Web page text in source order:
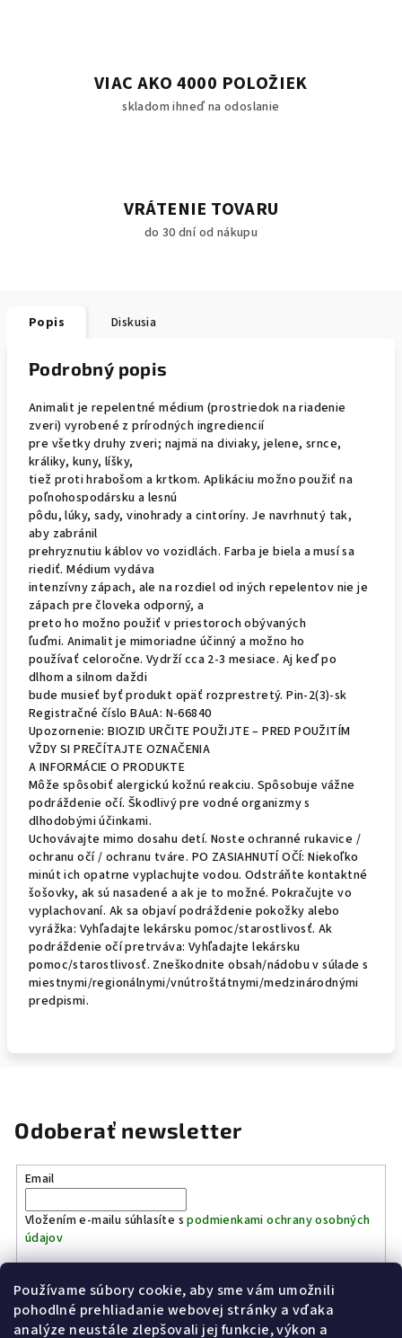
Používame súbory cookie, aby sme vám umožnili
pohodlné prehliadanie webovej stránky a vďaka
analýze neustále zlepšovali jej funkcie, výkon a
VIAC AKO 4000 POLOŽIEK
skladom ihneď na odoslanie
VRÁTENIE TOVARU
do 30 dní od nákupu
Popis Diskusia
Podrobný popis
Animalit je repelentné médium (prostriedok na riadenie
zveri) vyrobené z prírodných ingrediencií
pre všetky druhy zveri; najmä na diviaky, jelene, srnce,
králiky, kuny, líšky,
tiež proti hrabošom a krtkom. Aplikáciu možno použiť na
poľnohospodársku a lesnú
pôdu, lúky, sady, vinohrady a cintoríny. Je navrhnutý tak,
aby zabránil
prehryznutiu káblov vo vozidlách. Farba je biela a musí sa
riediť. Médium vydáva
intenzívny zápach, ale na rozdiel od iných repelentov nie je
zápach pre človeka odporný, a
preto ho možno použiť v priestoroch obývaných
ľuďmi. Animalit je mimoriadne účinný a možno ho
používať celoročne. Vydrží cca 2-3 mesiace. Aj keď po
dlhom a silnom daždi
bude musieť byť produkt opäť rozprestretý. Pin-2(3)-sk
Registračné číslo BAuA: N-66840
Upozornenie: BIOZID URČITE POUŽIJTE – PRED POUŽITÍM
VŽDY SI PREČÍTAJTE OZNAČENIA
A INFORMÁCIE O PRODUKTE
Môže spôsobiť alergickú kožnú reakciu. Spôsobuje vážne
podráždenie očí. Škodlivý pre vodné organizmy s
dlhodobými účinkami.
Uchovávajte mimo dosahu detí. Noste ochranné rukavice /
ochranu očí / ochranu tváre. PO ZASIAHNUTÍ OČÍ: Niekoľko
minút ich opatrne vyplachujte vodou. Odstráňte kontaktné
šošovky, ak sú nasadené a ak je to možné. Pokračujte vo
vyplachovaní. Ak sa objaví podráždenie pokožky alebo
vyrážka: Vyhľadajte lekársku pomoc/starostlivosť. Ak
podráždenie očí pretrváva: Vyhľadajte lekársku
pomoc/starostlivosť. Zneškodnite obsah/nádobu v súlade s
miestnymi/regionálnymi/vnútroštátnymi/medzinárodnými
predpismi.
Odoberať newsletter
Email
Vložením e-mailu súhlasíte spodmienkami ochrany osobných
údajov
Prihlásiť sa